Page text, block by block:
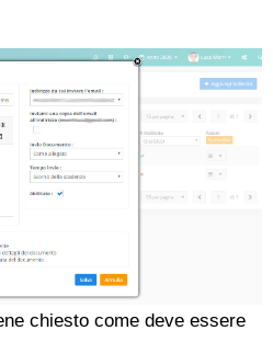
chiesto come deve essere